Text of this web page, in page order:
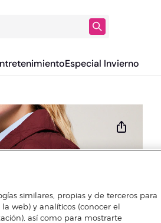
Especial Invierno
similares, propias y de terceros para
web) y analíticos (conocer el
así como para mostrarte